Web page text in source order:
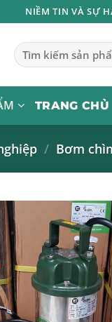
NIỀM TIN VÀ SỰ
Tìm
kiếm:
TRANG CHỦ
/ Bơm